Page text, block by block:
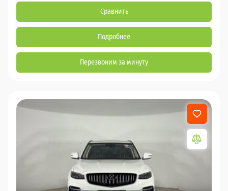
Сравнить
Подробнее
Перезвоним за минуту